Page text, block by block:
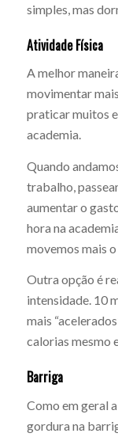
simples, mas
Atividade Física
A melhor
movimentar
praticar muitos
academia.
Quando
trabalho,
aumentar o
hora na
movemos mais
Outra opção é
intensidade. 10
mais
calorias mesmo
Barriga
Como em geral
gordura na